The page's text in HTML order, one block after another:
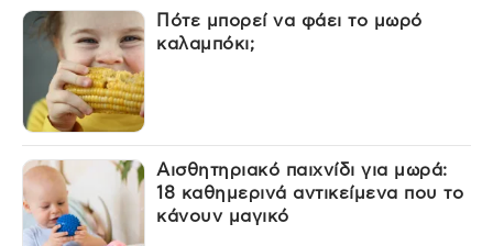
Πότε μπορεί να φάει το μωρό
καλαμπόκι;
Αισθητηριακό παιχνίδι για μωρά:
18 καθημερινά αντικείμενα που το
κάνουν μαγικό